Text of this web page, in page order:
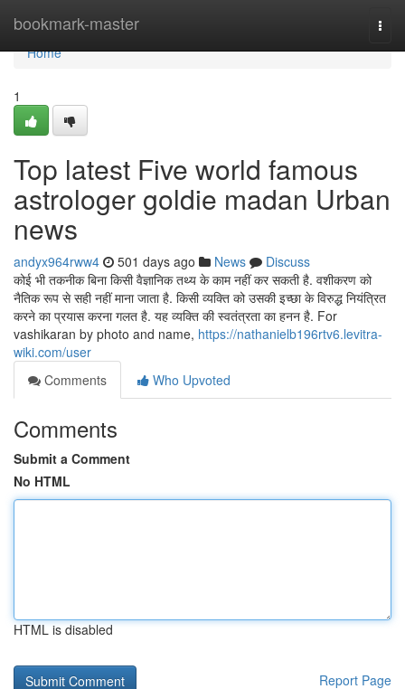
bookmark-master
Home
Home
1
Top latest Five world famous
astrologer goldie madan Urban
news
andyx964rww4 501 days ago News
Discuss
कोई भी तकनीक बिना किसी वैज्ञानिक तथ्य के काम नहीं कर सकती है. वशीकरण को
नैतिक रूप से सही नहीं माना जाता है. किसी व्यक्ति को उसकी इच्छा के विरुद्ध नियंत्रित
करने का प्रयास करना गलत है. यह व्यक्ति की स्वतंत्रता का हनन है. For
vashikaran by photo and name, https://nathanielb196rtv6.levitra-
wiki.com/user
Comments
Who Upvoted
Comments
Submit a Comment
No HTML
HTML is disabled
Report Page